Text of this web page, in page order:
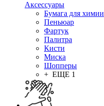
Аксессуары
Бумага для химии
Пеньюар
Фартук
Палитра
Кисти
Миска
Шопперы
+ ЕЩЕ 1